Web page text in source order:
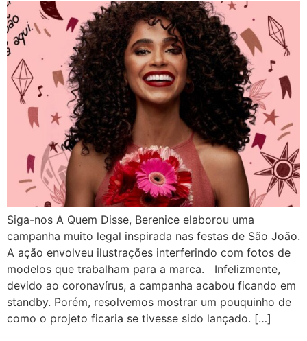
Siga-nos A Quem Disse, Berenice elaborou uma
campanha muito legal inspirada nas festas de São João.
A ação envolveu ilustrações interferindo com fotos de
modelos que trabalham para a marca. Infelizmente,
devido ao coronavírus, a campanha acabou ficando em
standby. Porém, resolvemos mostrar um pouquinho de
como o projeto ficaria se tivesse sido lançado. […]